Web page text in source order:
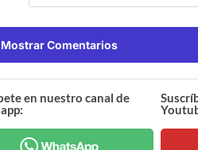
Mostrar Comentarios
en nuestro canal de